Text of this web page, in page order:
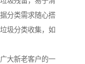
分类需求随心搭
圾分类收集，如
大新老客户的一